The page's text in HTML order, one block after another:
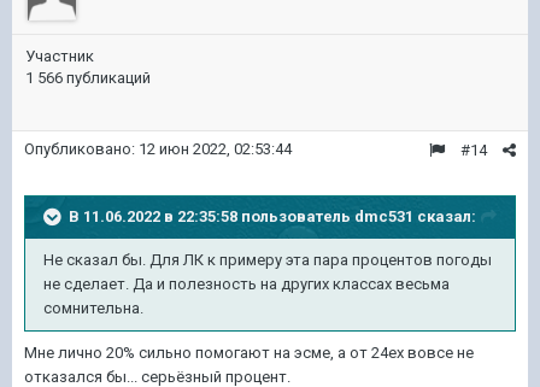
Участник
1 566 публикаций
#14
Опубликовано: 12 июн 2022, 02:53:44
В 11.06.2022 в 22:35:58 пользователь dmc531 сказал:
Не сказал бы. Для ЛК к примеру эта пара процентов погоды
не сделает. Да и полезность на других классах весьма
сомнительна.
Мне лично 20% сильно помогают на эсме, а от 24ех вовсе не
отказался бы... серьёзный процент.